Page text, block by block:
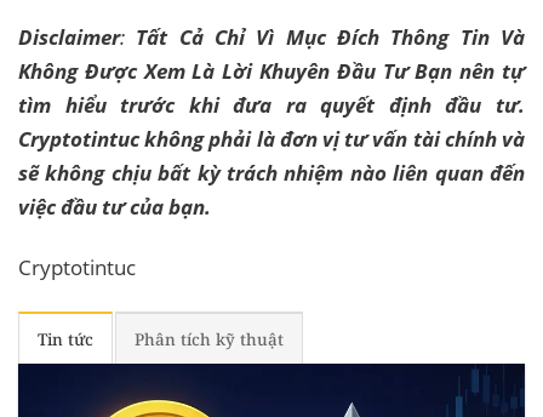
Disclaimer: Tất Cả Chỉ Vì Mục Đích Thông Tin Và
Không Được Xem Là Lời Khuyên Đầu Tư Bạn nên tự
tìm hiểu trước khi đưa ra quyết định đầu tư.
Cryptotintuc không phải là đơn vị tư vấn tài chính và
sẽ không chịu bất kỳ trách nhiệm nào liên quan đến
việc đầu tư của bạn.
Cryptotintuc
Tin tức Phân tích kỹ thuật